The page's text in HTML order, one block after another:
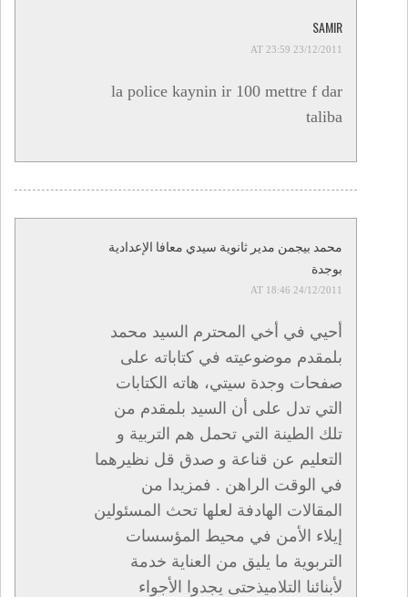
SAMIR
23/12/2011 AT 23:59
la police kaynin ir 100 mettre f dar
taliba
محمد بيجمن مدير ثانوية سيدي معافا الإعدادية
بوجدة
24/12/2011 AT 18:46
أحيي في أخي المحترم السيد محمد
بلمقدم موضوعيته في كتاباته على
صفحات وجدة سيتي، هاته الكتابات
التي تدل على أن السيد بلمقدم من
تلك الطينة التي تحمل هم التربية و
التعليم عن قناعة و صدق قل نظيرهما
في الوقت الراهن . فمزيدا من
المقالات الهادفة لعلها تحث المسئولين
إيلاء الأمن في محيط المؤسسات
التربوية ما يليق من العناية خدمة
لأبنائنا التلاميذحتى يجدوا الأجواء